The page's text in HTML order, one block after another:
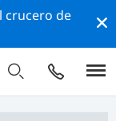
crucero de